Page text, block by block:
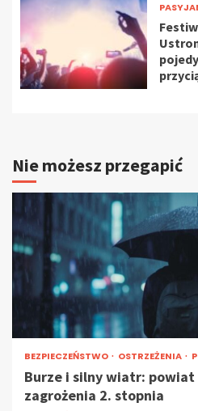
Nie możesz przegapić
BEZPIECZEŃSTWO OSTRZEŻENIA
Burze i silny wiatr:
zagrożenia 2. stopnia